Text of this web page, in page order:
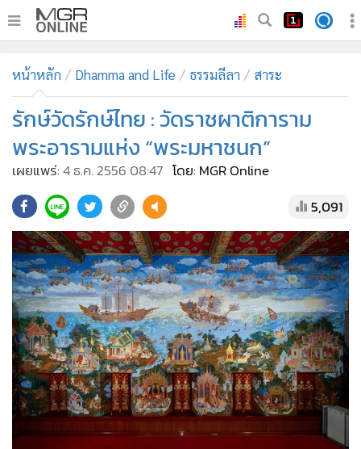
ทันเหตุการณ์
• ภาคใต้
Online Section
• ผู้จัดการรายวัน
• คอลัมนิสต์
• ละคร
• CbizReview
• Cyber BIZ
• ผู้จัดกวน
• Good health & Well-being
• Green Innovation & SD
• Management & HR
• MGR Live
หน้าหลัก Dhamma and Life ธรรมลีลา สาระ
รักษ์วัดรักษ์ไทย : วัดราชผาติการาม
พระอารามแห่ง “พระมหาชนก”
เผยแพร่:4 ธ.ค. 2556 08:47 โดย: MGR Online
5,091